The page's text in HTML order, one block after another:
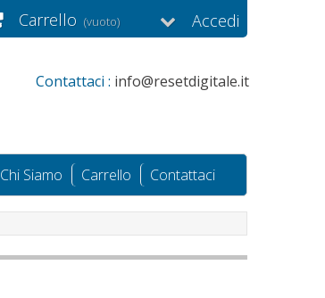
Accedi
Carrello (vuoto)
Contattaci : info@resetdigitale.it
Chi Siamo Carrello Contattaci